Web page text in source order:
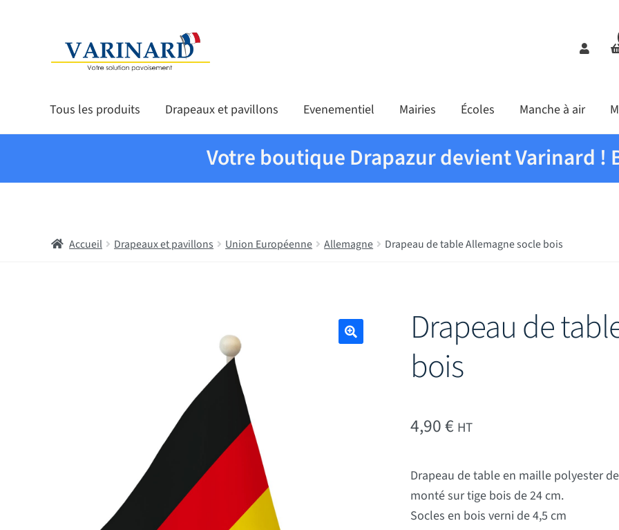
Aller à la navigation
Aller au contenu
Tous les produits Drapeaux et pavillons Evenementiel Mairies Écoles Manche à air
Votre boutique Drapazur devient Varinard !
Accueil Drapeaux et pavillons Union Européenne Allemagne Drapeau de table Allemagne socle bois
Drapeau de
bois
4,90€ HT
Drapeau de table en maille polyester
monté sur tige bois de 24 cm.
Socles en bois verni de 4,5 cm